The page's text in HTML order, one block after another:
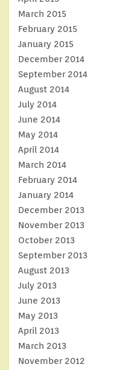
March 2015
February 2015
January 2015
December 2014
September 2014
August 2014
July 2014
June 2014
May 2014
April 2014
March 2014
February 2014
January 2014
December 2013
November 2013
October 2013
September 2013
August 2013
July 2013
June 2013
May 2013
April 2013
March 2013
November 2012